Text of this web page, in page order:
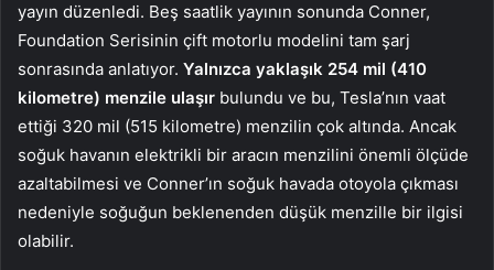
yayın düzenledi. Beş saatlik yayının sonunda Conner,
Foundation Serisinin çift motorlu modelini tam şarj
sonrasında anlatıyor. Yalnızca yaklaşık 254 mil (410
kilometre) menzile ulaşır bulundu ve bu, Tesla’nın vaat
ettiği 320 mil (515 kilometre) menzilin çok altında. Ancak
soğuk havanın elektrikli bir aracın menzilini önemli ölçüde
azaltabilmesi ve Conner’ın soğuk havada otoyola çıkması
nedeniyle soğuğun beklenenden düşük menzille bir ilgisi
olabilir.